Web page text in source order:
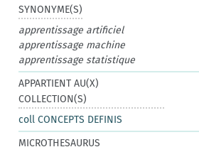
SYNONYME(S)
apprentissage artificiel
apprentissage machine
apprentissage statistique
APPARTIENT AU(X)
COLLECTION(S)
coll CONCEPTS DEFINIS
MICROTHESAURUS